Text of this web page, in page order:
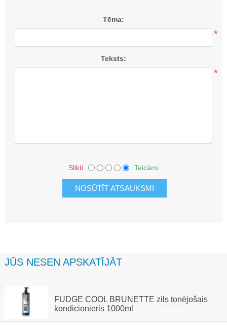
Tēma:
*
Teksts:
*
Slikti Teicāmi
JŪS NESEN APSKATĪJĀT
FUDGE COOL BRUNETTE zils tonējošais
kondicionieris 1000ml